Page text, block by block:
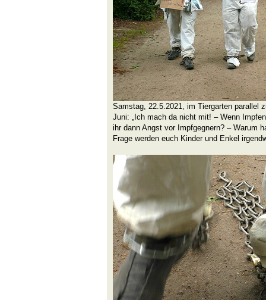
Samstag, 22.5.2021, im Tiergarten parallel
Juni: „Ich mach da nicht mit! – Wenn
ihr dann Angst vor Impfgegnern? – Warum
Frage werden euch Kinder und Enkel